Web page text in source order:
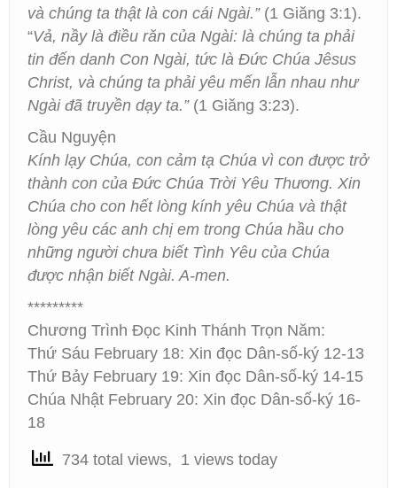
và chúng ta thật là con cái Ngài.” (1 Giăng 3:1).
“Vả, nầy là điều răn của Ngài: là chúng ta phải
tin đến danh Con Ngài, tức là Đức Chúa Jêsus
Christ, và chúng ta phải yêu mến lẫn nhau như
Ngài đã truyền dạy ta.” (1 Giăng 3:23).
Cầu Nguyện
Kính lạy Chúa, con cảm tạ Chúa vì con được trở
thành con của Đức Chúa Trời Yêu Thương. Xin
Chúa cho con hết lòng kính yêu Chúa và thật
lòng yêu các anh chị em trong Chúa hầu cho
những người chưa biết Tình Yêu của Chúa
được nhận biết Ngài. A-men.
*********
Chương Trình Đọc Kinh Thánh Trọn Năm:
Thứ Sáu February 18: Xin đọc Dân-số-ký 12-13
Thứ Bảy February 19: Xin đọc Dân-số-ký 14-15
Chúa Nhật February 20: Xin đọc Dân-số-ký 16-
18
734 total views, 1 views today